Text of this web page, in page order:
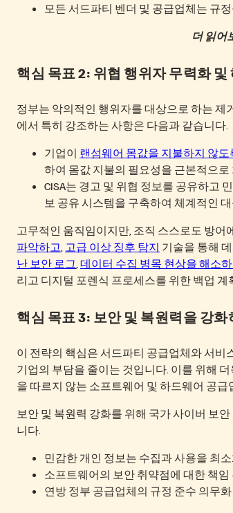
모든 서드파티 벤더 및 공급업체는 규
더 읽어
핵심 목표 2: 위협 행위자 무력화 및
정부는 악의적인 행위자를 대상으로 하는 제
에서 특히 강조하는 사항은 다음과 같습니다.
기업이 랜섬웨어 몸값을 지불하지 않도
하여 몸값 지불의 필요성을 근본적으
CISA는 경고 및 위협 정보를 공유하고
보 공유 시스템을 구축하여 체계적인
고무적인 움직임이지만, 조직 스스로도 방어
파악하고, 고급 이상 징후 탐지 기술을 통해
난 보안 로그,데이터 수집 병목 현상을 해소
리고 디지털 포렌식 프로세스를 위한 백업
핵심 목표 3: 보안 및 복원력을 강
이 전략의 핵심은 서드파티 공급업체와 서비
기업의 부담을 줄이는 것입니다. 이를 위해
을 따르지 않는 소프트웨어 및 하드웨어 공
보안 및 복원력 강화를 위해 국가 사이버 보
니다.
민감한 개인 정보는 수집과 사용을 최
소프트웨어의 보안 취약점에 대한 책임
연방 정부 공급업체의 규정 준수 의무화